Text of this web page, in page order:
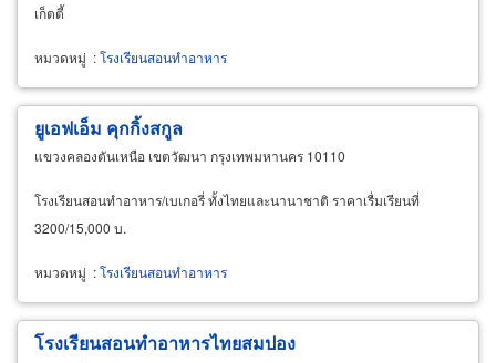
เก็ตตี้
หมวดหมู่ :โรงเรียนสอนทำอาหาร
ยูเอฟเอ็ม คุกกิ้งสกูล
แขวงคลองตันเหนือ เขตวัฒนา กรุงเทพมหานคร 10110
โรงเรียนสอนทำอาหาร/เบเกอรี่ ทั้งไทยและนานาชาติ ราคาเรื่มเรียนที่
3200/15,000 บ.
หมวดหมู่ :โรงเรียนสอนทำอาหาร
โรงเรียนสอนทำอาหารไทยสมปอง